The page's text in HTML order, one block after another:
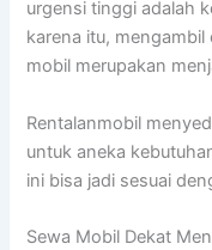
urgensi tinggi adalah
karena itu,
mobil merupakan
Rentalanmobil
untuk aneka
ini bisa jadi sesuai
Sewa Mobil Dekat